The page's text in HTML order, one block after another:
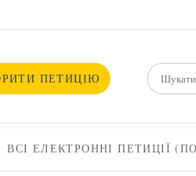
ПЕТИЦІЮ
ВСІ ЕЛЕКТРОННІ ПЕТИЦІЇ